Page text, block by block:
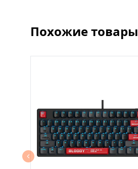
Похожие товары